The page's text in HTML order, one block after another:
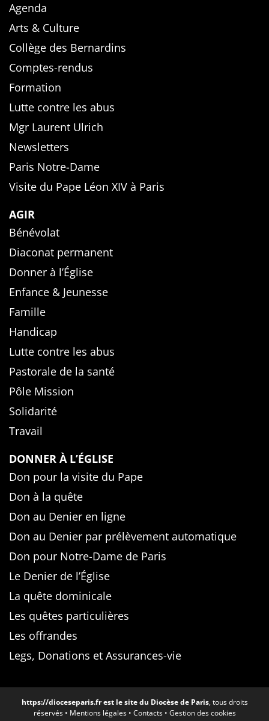
Agenda
Arts & Culture
Collège des Bernardins
Comptes-rendus
Formation
Lutte contre les abus
Mgr Laurent Ulrich
Newsletters
Paris Notre-Dame
Visite du Pape Léon XIV à Paris
AGIR
Bénévolat
Diaconat permanent
Donner à l’Église
Enfance & Jeunesse
Famille
Handicap
Lutte contre les abus
Pastorale de la santé
Pôle Mission
Solidarité
Travail
DONNER À L’ÉGLISE
Don pour la visite du Pape
Don à la quête
Don au Denier en ligne
Don au Denier par prélèvement automatique
Don pour Notre-Dame de Paris
Le Denier de l’Église
La quête dominicale
Les quêtes particulières
Les offrandes
Legs, Donations et Assurances-vie
https://dioceseparis.frest le site du Diocèse de Paris, tous droits
réservés • Mentions légales• Contacts• Gestion des cookies